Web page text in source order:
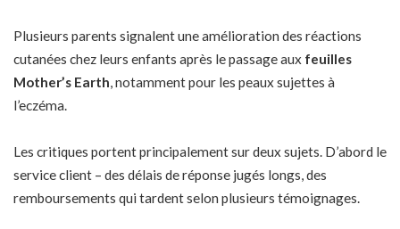
Plusieurs parents signalent une amélioration des réactions
cutanées chez leurs enfants après le passage aux feuilles
Mother’s Earth, notamment pour les peaux sujettes à
l’eczéma.
Les critiques portent principalement sur deux sujets. D’abord le
service client – des délais de réponse jugés longs, des
remboursements qui tardent selon plusieurs témoignages.